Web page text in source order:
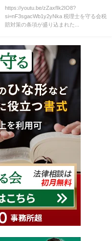
https://youtu.be/zZaxfIk2IO8?
si=nF3sgacWb1y2yNka 税理士を守る会税
賠対策の条項が盛り込まれた...